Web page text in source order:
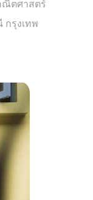
ตศาสตร์
กรุงเทพ